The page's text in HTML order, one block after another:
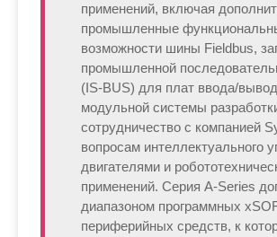
применений, включая
промышленные
возможности шины Fieldbus,
промышленной
(IS-BUS) для плат ввода/
модульной системы
сотрудничество с компанией
вопросам интеллектуального
двигателями и
применений. Серия A-Series
диапазоном программных
периферийных средств, к